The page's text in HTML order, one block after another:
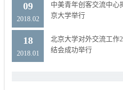
09
2018.02
中美青年创客交流中心
京大学举行
18
2018.01
北京大学对外交流工作
结会成功举行